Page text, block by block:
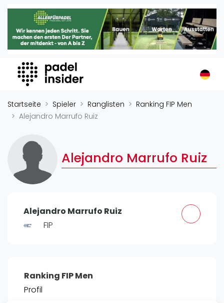
Padel Insider
Home
Organisationen
Buchungssysteme
Padel-Shops
Padel-Marken
Verschiedenes
Veranstaltungen
Turniere
Playtomic
Frauen
FIP Männer
Startseite Spieler Ranglisten
Ranking FIP Men
Alejandro Marrufo Ruiz
Alejandro Marrufo Ruiz
Alejandro Marrufo Ruiz
FIP
Ranking FIP Men
Profil